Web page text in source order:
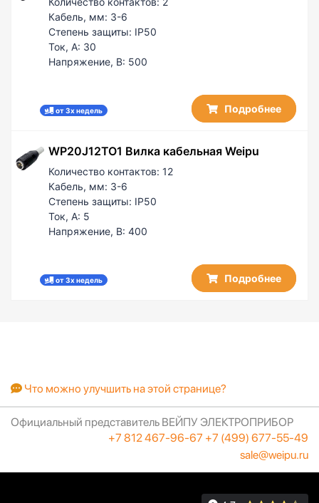
Кабель, мм: 3-6
Степень защиты: IP50
Ток, А: 30
Напряжение, В: 500
от 3х недель Подробнее
WP20J12TO1 Вилка кабельная Weipu
Количество контактов: 12
Кабель, мм: 3-6
Степень защиты: IP50
Ток, А: 5
Напряжение, В: 400
от 3х недель Подробнее
Что можно улучшить на этой странице?
Официальный представитель ВЕЙПУ ЭЛЕКТРОПРИБОР
+7 812 467-96-67 +7 (499) 677-55-49
sale@weipu.ru